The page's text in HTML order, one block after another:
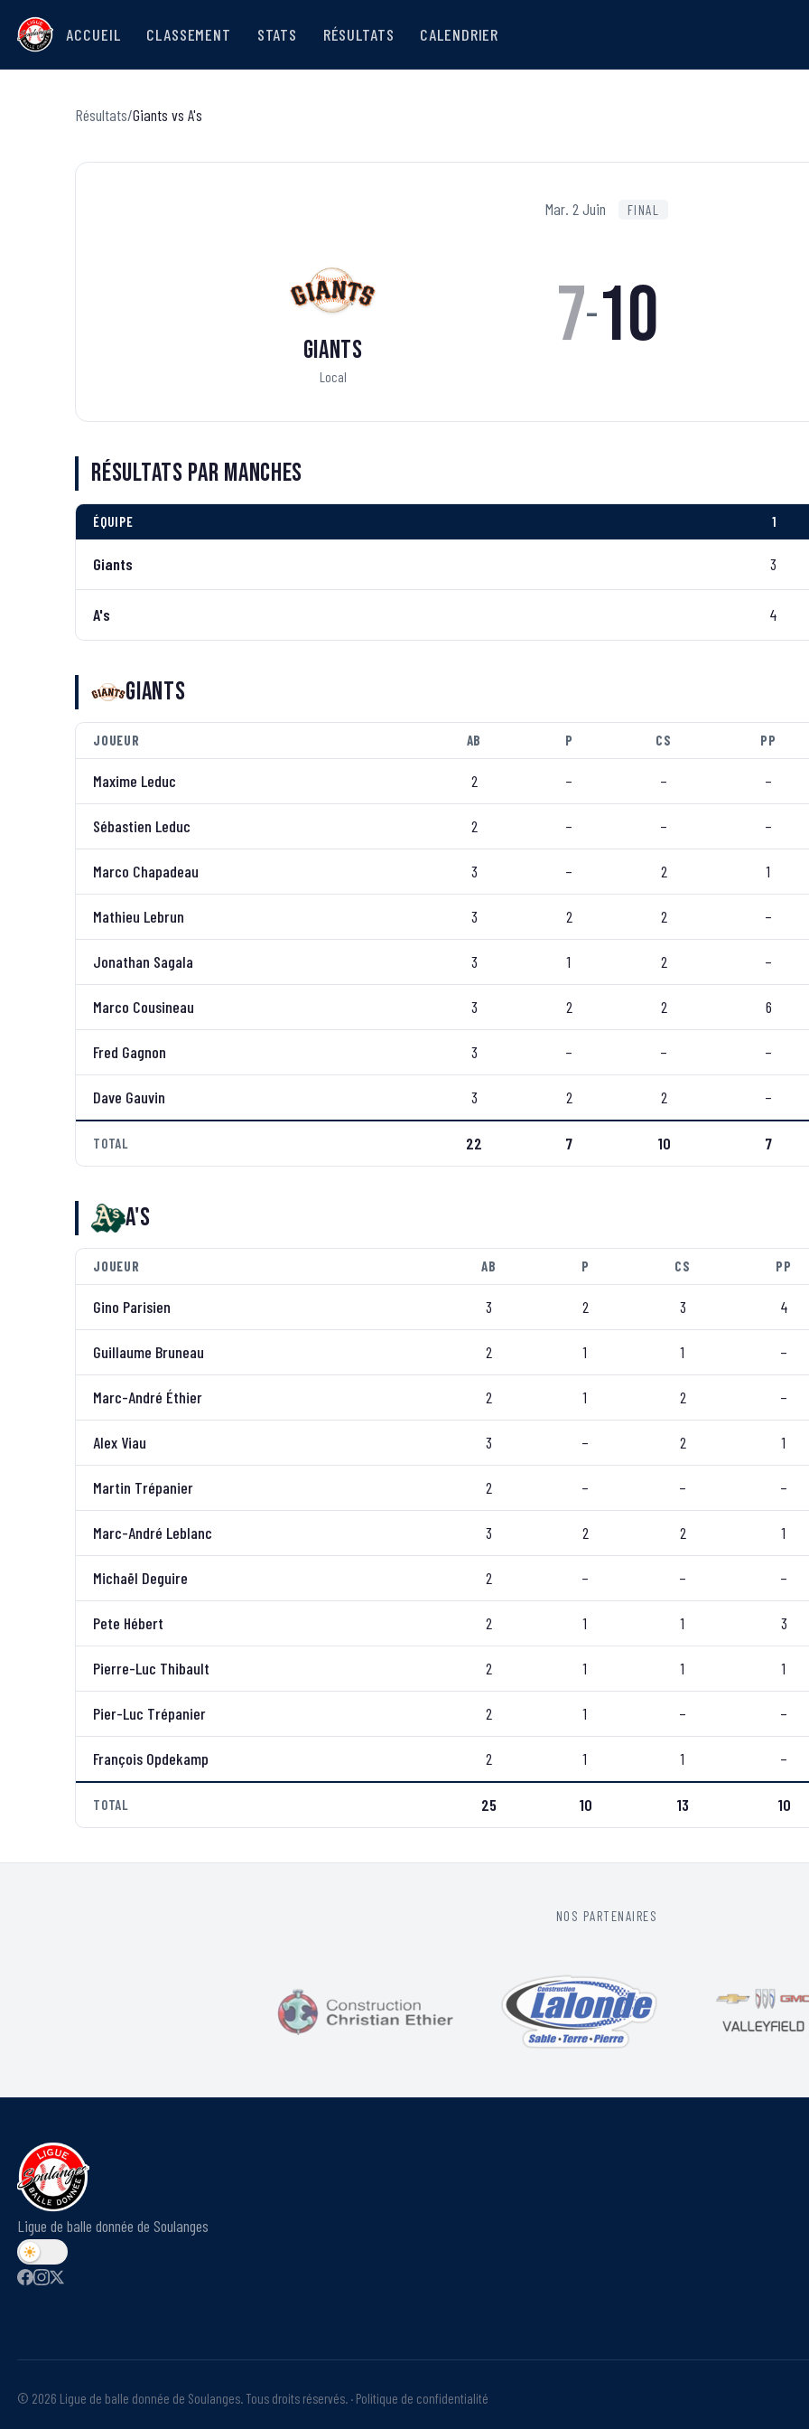
ACCUEIL CLASSEMENT STATS RÉSULTATS CALENDRIER
Résultats/Giants vs A's
Mar. 2 Juin FINAL
Giants
Local
7–10
Résultats par manches
ÉQUIPE 1
Giants 3
A's 4
Giants
JOUEUR AB P CS PP
Maxime Leduc 2 – – –
Sébastien Leduc 2 – – –
Marco Chapadeau 3 – 2 1
Mathieu Lebrun 3 2 2 –
Jonathan Sagala 3 1 2 –
Marco Cousineau 3 2 2 6
Fred Gagnon 3 – – –
Dave Gauvin 3 2 2 –
TOTAL 22 7 10 7
A's
JOUEUR AB P CS PP
Gino Parisien 3 2 3 4
Guillaume Bruneau 2 1 1 –
Marc-André Éthier 2 1 2 –
Alex Viau 3 – 2 1
Martin Trépanier 2 – – –
Marc-André Leblanc 3 2 2 1
Michaël Deguire 2 – – –
Pete Hébert 2 1 1 3
Pierre-Luc Thibault 2 1 1 1
Pier-Luc Trépanier 2 1 – –
François Opdekamp 2 1 1 –
TOTAL 25 10 13 10
NOS PARTENAIRES
Ligue de balle donnée de Soulanges
© 2026 Ligue de balle donnée de Soulanges. Tous droits réservés. · Politique de confidentialité